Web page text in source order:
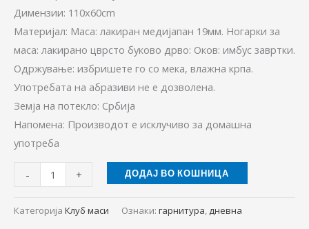
Димензии: 110x60cm
Материјал: Маса: лакиран медијапан 19мм. Ногарки за
маса: лакирано цврсто буково дрво: Оков: имбус завртки.
Одржување: избришете го со мека, влажна крпа.
Употребата на абразиви не е дозволена.
Земја на потекло: Србија
Напомена: Производот е исклучиво за домашна
употреба
- + ДОДАЈ ВО КОШНИЦА
Категорија Клуб маси Ознаки: гарнитура, дневна